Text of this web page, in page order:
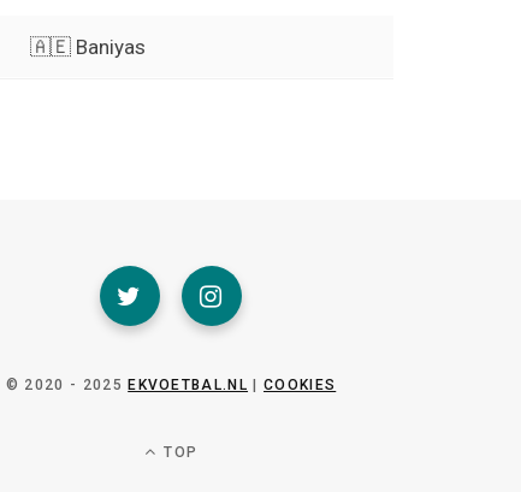
🇦🇪 Baniyas
© 2020 - 2025 EKVOETBAL.NL |COOKIES
TOP